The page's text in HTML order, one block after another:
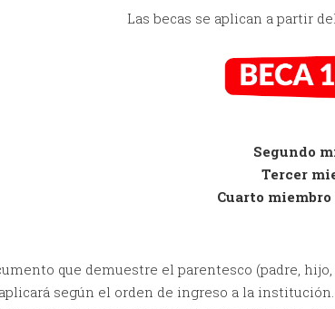
Las becas se aplican a partir
Segundo
Tercer
Cuarto
que demuestre el parentesco (padre, hijo,
según el orden de ingreso a la institución.